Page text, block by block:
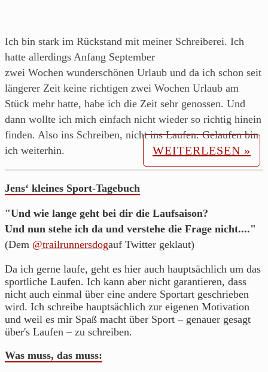
von
einem
Läufer
aus
Franken.
Ich bin stark im Rückstand mit meiner Schreiberei. Ich
hatte allerdings Anfang September
zwei Wochen wunderschönen Urlaub und da ich schon seit
längerer Zeit keine richtigen zwei Wochen Urlaub am
Stück mehr hatte, habe ich die Zeit sehr genossen. Und
dann wollte ich mich einfach nicht wieder so richtig hinein
finden. Also ins Schreiben, nicht ins Laufen. Gelaufen bin
ich weiterhin.
WEITERLESEN »
Jens‘ kleines Sport-Tagebuch
"Und wie lange geht bei dir die Laufsaison?
Und nun stehe ich da und verstehe die Frage nicht...."
(Dem @trailrunnersdogauf Twitter geklaut)
Da ich gerne laufe, geht es hier auch hauptsächlich um das
sportliche Laufen. Ich kann aber nicht garantieren, dass
nicht auch einmal über eine andere Sportart geschrieben
wird. Ich schreibe hauptsächlich zur eigenen Motivation
und weil es mir Spaß macht über Sport – genauer gesagt
über's Laufen – zu schreiben.
Was muss, das muss: